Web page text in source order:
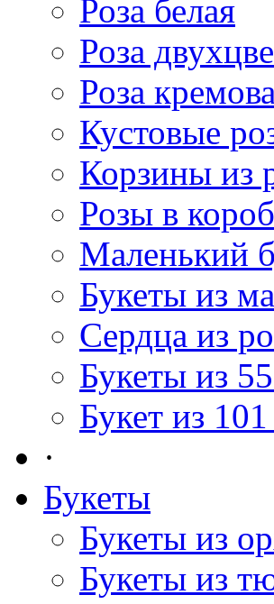
Роза белая
Роза
Роза
Кустовые
Корзины из
Розы в
Маленький
Букеты из
Сердца из
Букеты из
Букет из
·
Букеты
Букеты из
Букеты из